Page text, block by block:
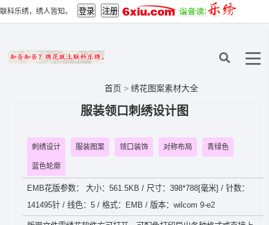
联科乐绣，绣人皆知。
首页 > 绣花图案素材大全
服装领口刺绣设计图
刺绣设计 服装图案 领口装饰 对称布局 青绿色
蓝色轮廓
EMB花版参数： 大小：561.5KB / 尺寸：398*788[毫米] / 针数：
141495针 / 线色：5 / 格式：EMB / 版本：wilcom 9-e2